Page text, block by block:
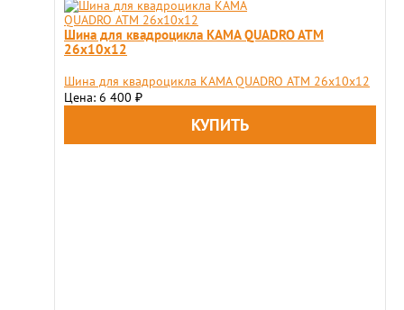
Шина для квадроцикла KAMA QUADRO ATM
26х10х12
Шина для квадроцикла KAMA QUADRO ATM 26х10х12
Цена: 6 400 ₽